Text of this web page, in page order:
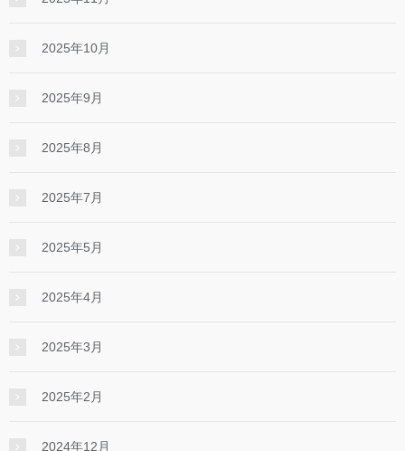
2025年10月
2025年9月
2025年8月
2025年7月
2025年5月
2025年4月
2025年3月
2025年2月
2024年12月